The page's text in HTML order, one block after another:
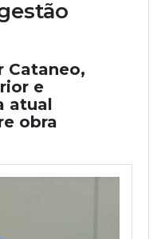
Cataneo,
e
atual
obra